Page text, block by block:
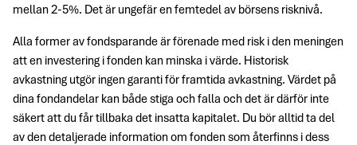
mellan 2-5%. Det är ungefär en femtedel av börsens risknivå.
Alla former av fondsparande är förenade med risk i den meningen
att en investering i fonden kan minska i värde. Historisk
avkastning utgör ingen garanti för framtida avkastning. Värdet på
dina fondandelar kan både stiga och falla och det är därför inte
säkert att du får tillbaka det insatta kapitalet. Du bör alltid ta del
av den detaljerade information om fonden som återfinns i dess